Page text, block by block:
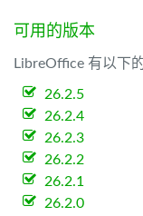
可用的版本
LibreOffice 有以下
26.2.5
26.2.4
26.2.3
26.2.2
26.2.1
26.2.0